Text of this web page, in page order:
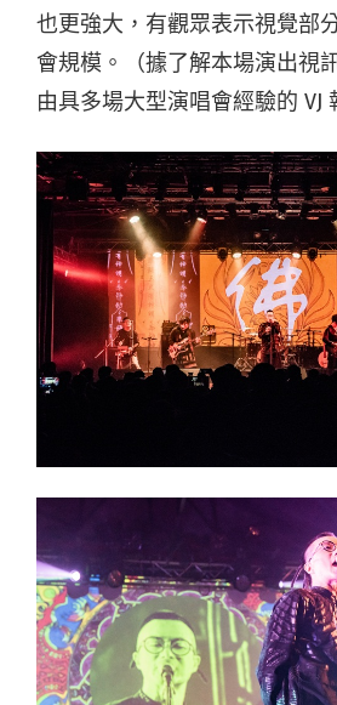
也更強大，有觀眾表示視覺部
會規模。（據了解本場演出視
由具多場大型演唱會經驗的 VJ